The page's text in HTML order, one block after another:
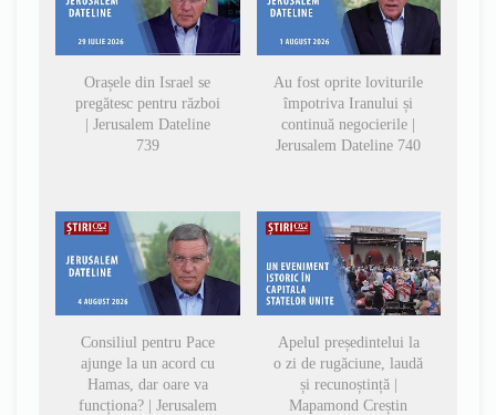
Orașele din Israel se
pregătesc pentru război
| Jerusalem Dateline
739
Au fost oprite loviturile
împotriva Iranului și
continuă negocierile |
Jerusalem Dateline 740
Consiliul pentru Pace
ajunge la un acord cu
Hamas, dar oare va
funcționa? | Jerusalem
Apelul președintelui la
o zi de rugăciune, laudă
și recunoștință |
Mapamond Creștin